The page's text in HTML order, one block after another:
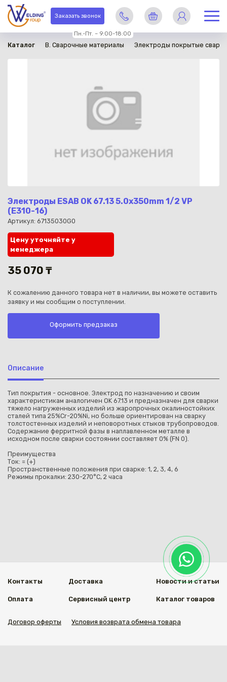
Заказать звонок
Пн.-Пт. – 9:00-18:00
Каз
Каталог B. Сварочные материалы Электроды покрытые
Электроды ESAB OK 67.13 5.0x350mm 1/2 VP
(E310-16)
Артикул: 67135030G0
в наличии
Цену уточняйте у
менеджера
35 070 ₸
К сожалению данного товара нет в наличии, вы можете оставить
заявку и мы сообщим о поступлении.
Оформить предзаказ
Описание
Тип покрытия - основное. Электрод по назначению и своим
характеристикам аналогичен OK 67.13 и предназначен для сварки
тяжело нагруженных изделий из жаропрочных окалиностойких
сталей типа 25%Cr-20%Ni, но больше ориентирован на сварку
толстостенных изделий и неповоротных стыков трубопроводов.
Содержание ферритной фазы в наплавленном металле в
исходном после сварки состоянии составляет 0% (FN 0).
Преимущества
Ток: = (+)
Пространственные положения при сварке: 1, 2, 3, 4, 6
Режимы прокалки: 230-270°С, 2 часа
Контакты
Оплата
Доставка
Сервисный центр
Новости и статьи
Каталог товаров
Договор оферты Условия возврата обмена товара